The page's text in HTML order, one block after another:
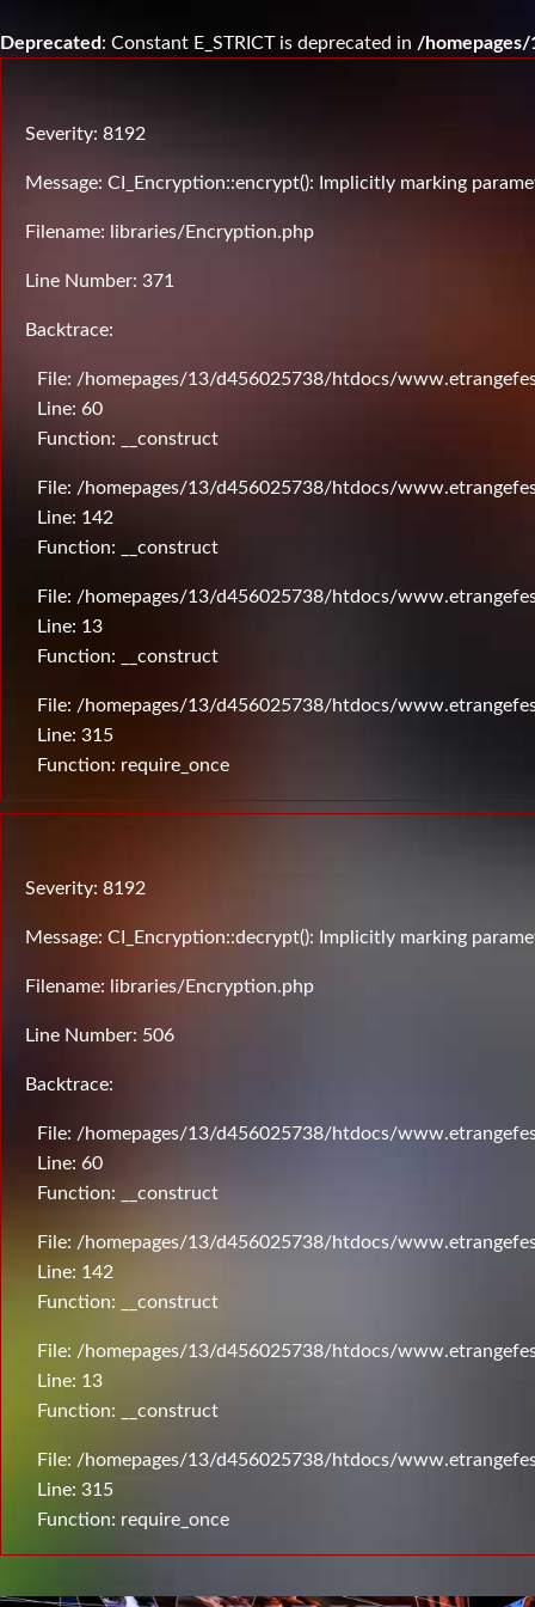
Deprecated: Constant E_STRICT is deprecated in /
Severity: 8192
Message: CI_Encryption::encrypt(): Implicitly marking
Filename: libraries/Encryption.php
Line Number: 371
Backtrace:
File: /homepages/13/d456025738/htdocs/
Line: 60
Function: __construct
File: /homepages/13/d456025738/htdocs/
Line: 142
Function: __construct
File: /homepages/13/d456025738/htdocs/
Line: 13
Function: __construct
File: /homepages/13/d456025738/htdocs/
Line: 315
Function: require_once
Severity: 8192
Message: CI_Encryption::decrypt(): Implicitly marking
Filename: libraries/Encryption.php
Line Number: 506
Backtrace:
File: /homepages/13/d456025738/htdocs/
Line: 60
Function: __construct
File: /homepages/13/d456025738/htdocs/
Line: 142
Function: __construct
File: /homepages/13/d456025738/htdocs/
Line: 13
Function: __construct
File: /homepages/13/d456025738/htdocs/
Line: 315
Function: require_once